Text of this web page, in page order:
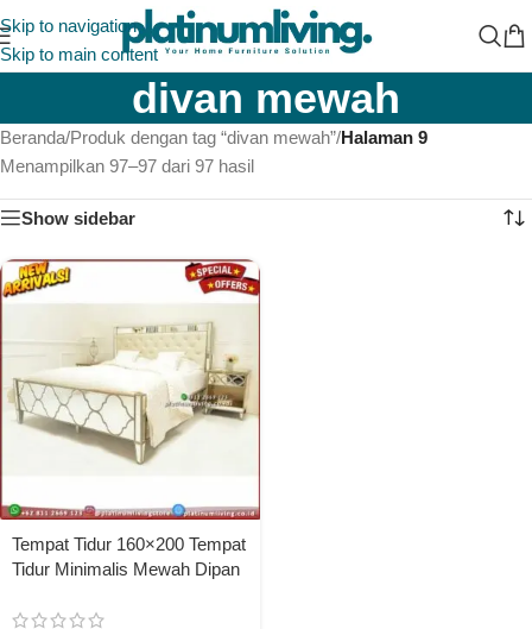
Skip to navigation
Skip to main content
divan mewah
Beranda/Produk dengan tag “divan mewah”/Halaman 9
Menampilkan 97–97 dari 97 hasil
Show sidebar
Tempat Tidur 160×200 Tempat
Tidur Minimalis Mewah Dipan